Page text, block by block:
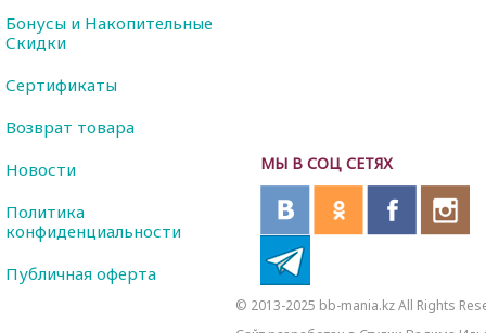
МЫ В СОЦ СЕТЯХ
Бонусы и Накопительные
Скидки
Сертификаты
Возврат товара
Новости
Политика
конфиденциальности
Публичная оферта
© 2013-2025 bb-mania.kz All Rights